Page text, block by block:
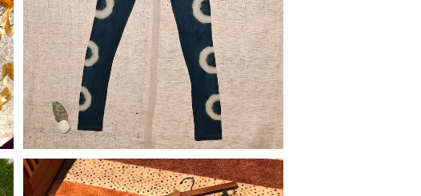
【天然素材・草木染め】レギンス バンブー レデ
ィース オーガニック
¥11,000